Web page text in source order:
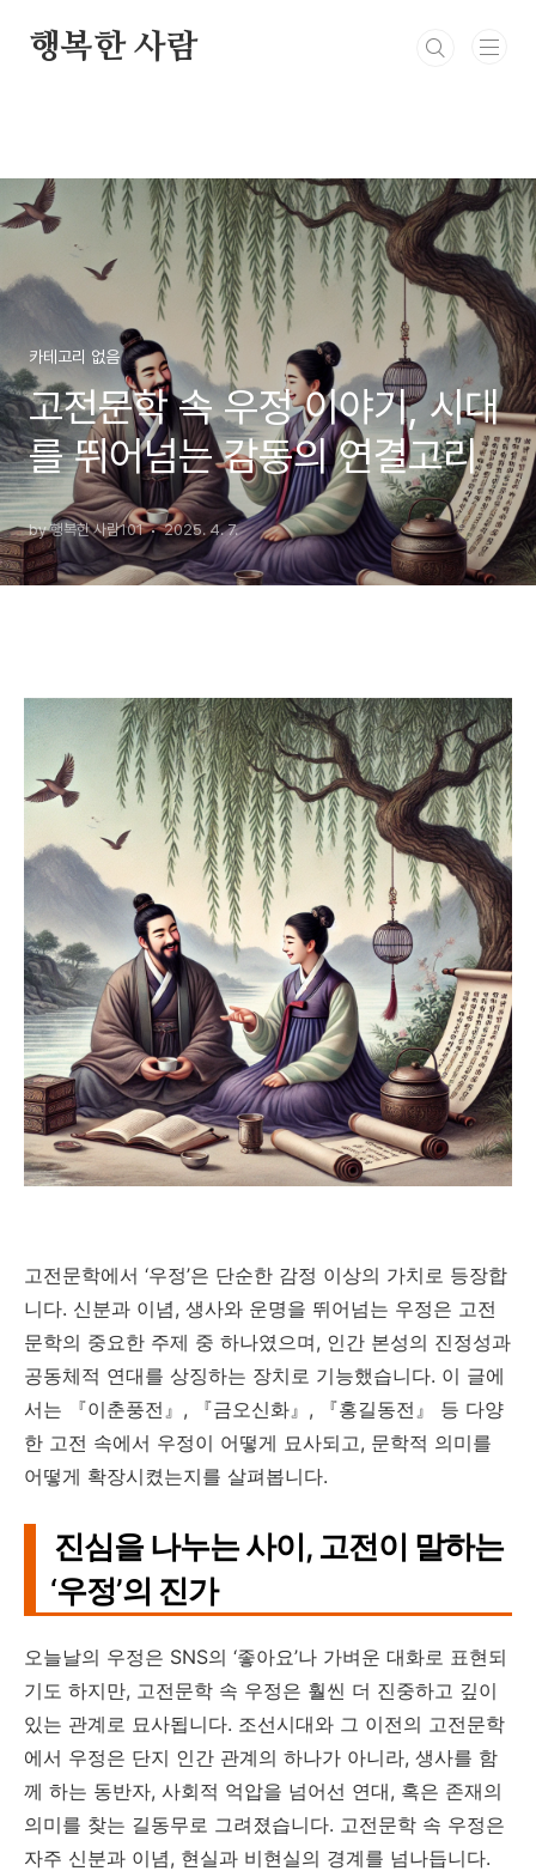
행복한 사람
카테고리 없음
고전문학 속 우정 이야기, 시대
를 뛰어넘는 감동의 연결고리
by 행복한 사람101 2025. 4. 7.
고전문학에서 ‘우정’은 단순한 감정 이상의 가치로 등장합
니다. 신분과 이념, 생사와 운명을 뛰어넘는 우정은 고전
문학의 중요한 주제 중 하나였으며, 인간 본성의 진정성과
공동체적 연대를 상징하는 장치로 기능했습니다. 이 글에
서는 『이춘풍전』, 『금오신화』, 『홍길동전』 등 다양
한 고전 속에서 우정이 어떻게 묘사되고, 문학적 의미를
어떻게 확장시켰는지를 살펴봅니다.
진심을 나누는 사이, 고전이 말하는
‘우정’의 진가
오늘날의 우정은 SNS의 ‘좋아요’나 가벼운 대화로 표현되
기도 하지만, 고전문학 속 우정은 훨씬 더 진중하고 깊이
있는 관계로 묘사됩니다. 조선시대와 그 이전의 고전문학
에서 우정은 단지 인간 관계의 하나가 아니라, 생사를 함
께 하는 동반자, 사회적 억압을 넘어선 연대, 혹은 존재의
의미를 찾는 길동무로 그려졌습니다. 고전문학 속 우정은
자주 신분과 이념, 현실과 비현실의 경계를 넘나듭니다.